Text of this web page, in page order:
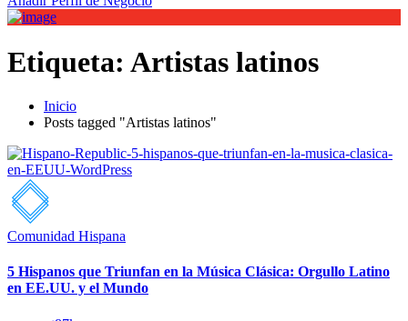
Etiqueta: Artistas latinos
Inicio
Posts tagged "Artistas latinos"
Comunidad Hispana
5 Hispanos que Triunfan en la Música Clásica: Orgullo Latino
en EE.UU. y el Mundo